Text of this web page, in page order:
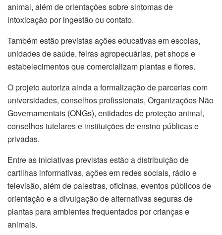
animal, além de orientações sobre sintomas de
intoxicação por ingestão ou contato.
Também estão previstas ações educativas em escolas,
unidades de saúde, feiras agropecuárias, pet shops e
estabelecimentos que comercializam plantas e flores.
O projeto autoriza ainda a formalização de parcerias com
universidades, conselhos profissionais, Organizações Não
Governamentais (ONGs), entidades de proteção animal,
conselhos tutelares e instituições de ensino públicas e
privadas.
Entre as iniciativas previstas estão a distribuição de
cartilhas informativas, ações em redes sociais, rádio e
televisão, além de palestras, oficinas, eventos públicos de
orientação e a divulgação de alternativas seguras de
plantas para ambientes frequentados por crianças e
animais.